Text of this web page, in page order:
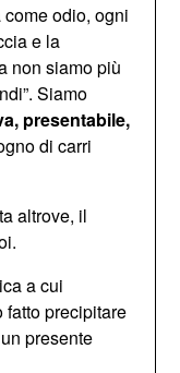
odio, ogni
e la
non siamo più
Siamo
presentabile,
di carri
altrove, il
a cui
fatto precipitare
presente